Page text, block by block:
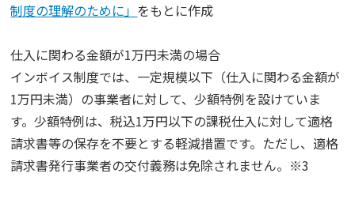
制度の理解のために」 をもとに作成
仕入に関わる金額が1万円未満の場合
インボイス制度では、一定規模以下（仕入に関わる金額が
1万円未満）の事業者に対して、少額特例を設けていま
す。少額特例は、税込1万円以下の課税仕入に対して適格
請求書等の保存を不要とする軽減措置です。ただし、適格
請求書発行事業者の交付義務は免除されません。※3